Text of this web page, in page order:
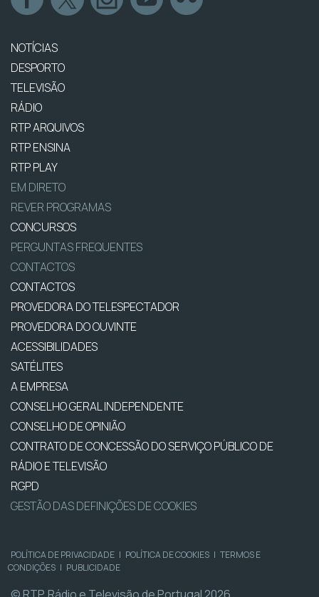
NOTÍCIAS
DESPORTO
TELEVISÃO
RÁDIO
RTP ARQUIVOS
RTP ENSINA
RTP PLAY
EM DIRETO
REVER PROGRAMAS
CONCURSOS
PERGUNTAS FREQUENTES
CONTACTOS
CONTACTOS
PROVEDORA DO TELESPECTADOR
PROVEDORA DO OUVINTE
ACESSIBILIDADES
SATÉLITES
A EMPRESA
CONSELHO GERAL INDEPENDENTE
CONSELHO DE OPINIÃO
CONTRATO DE CONCESSÃO DO SERVIÇO PÚBLICO DE
RÁDIO E TELEVISÃO
RGPD
GESTÃO DAS DEFINIÇÕES DE COOKIES
POLÍTICA DE PRIVACIDADE | POLÍTICA DE COOKIES | TERMOS E
CONDIÇÕES | PUBLICIDADE